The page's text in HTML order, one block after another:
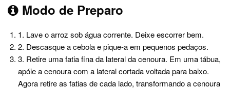
Modo de Preparo
1. Lave o arroz sob água corrente. Deixe escorrer bem.
2. Descasque a cebola e pique-a em pequenos pedaços.
3. Retire uma fatia fina da lateral da cenoura. Em uma tábua,
apóie a cenoura com a lateral cortada voltada para baixo.
Agora retire as fatias de cada lado, transformando a cenoura